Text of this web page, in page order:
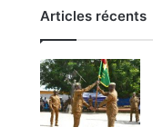
Articles récents